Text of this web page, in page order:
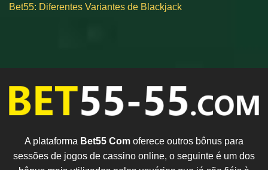
Bet55: Diferentes Variantes de Blackjack
A plataforma Bet55 Com oferece outros bônus para
sessões de jogos de cassino online, o seguinte é um dos